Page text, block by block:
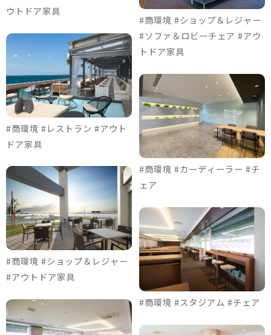
ウトドア家具
#商環境 #レストラン #アウト
ドア家具
#商環境 #ショップ＆レジャー
#アウトドア家具
#商環境 #ショップ＆レジャー
#ソファ＆ロビーチェア #アウ
トドア家具
#商環境 #カーディーラー #チ
ェア
#商環境 #スタジアム #チェア